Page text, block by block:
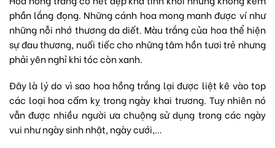
phần lắng đọng. Những cánh hoa mong manh được ví như
những nỗi nhớ thương da diết. Màu trắng của hoa thể hiện
sự đau thương, nuối tiếc cho những tâm hồn tươi trẻ nhưng
phải yên nghỉ khi tóc còn xanh.
Đây là lý do vì sao hoa hồng trắng lại được liệt kê vào top
các loại hoa cấm kỵ trong ngày khai trương. Tuy nhiên nó
vẫn được nhiều người ưa chuộng sử dụng trong các ngày
vui như ngày sinh nhật, ngày cưới,…